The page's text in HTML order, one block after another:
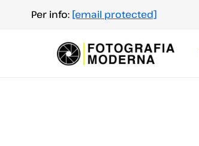
contenuto
Per info: [email protected]